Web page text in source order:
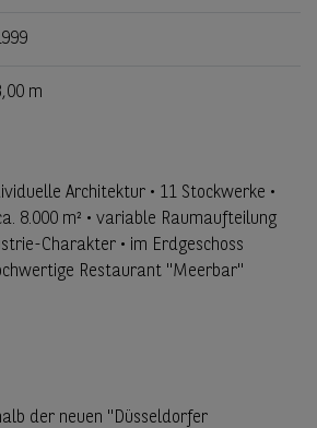
m
Architektur • 11 Stockwerke •
8.000 m² • variable Raumaufteilung
Charakter • im Erdgeschoss
Restaurant "Meerbar"
der neuen "Düsseldorfer